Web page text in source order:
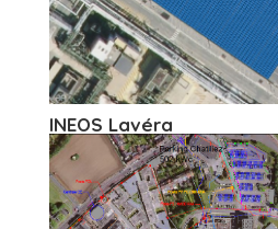
INEOS Lavéra